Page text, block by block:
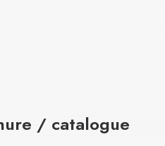
/ catalogue